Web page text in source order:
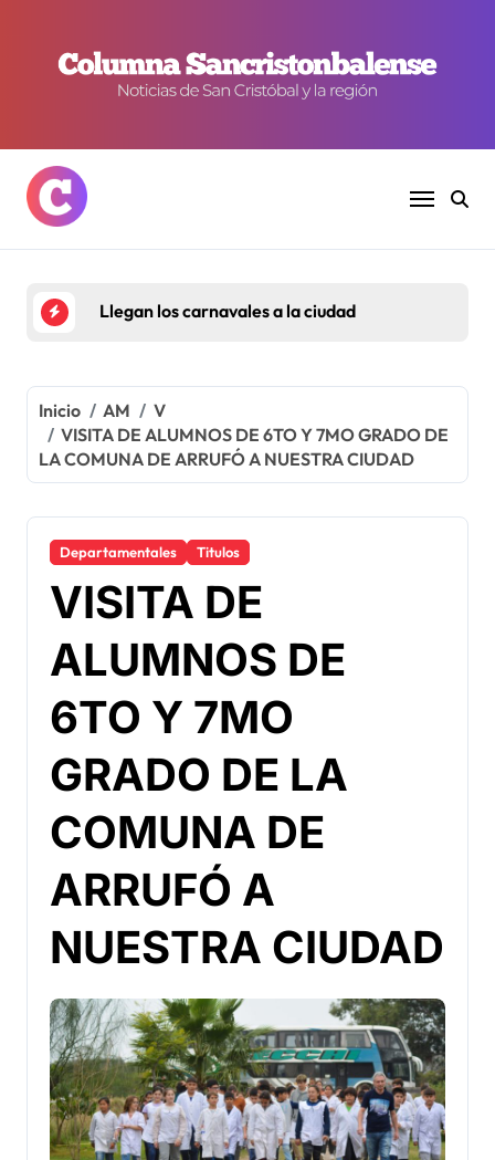
contenido
Llegan los carnavales a la ciudad
Inicio AM
V
VISITA DE ALUMNOS DE 6TO Y 7MO GRADO DE
LA COMUNA DE ARRUFÓ A NUESTRA CIUDAD
Departamentales Titulos
VISITA DE
ALUMNOS DE
6TO Y 7MO
GRADO DE LA
COMUNA DE
ARRUFÓ A
NUESTRA CIUDAD